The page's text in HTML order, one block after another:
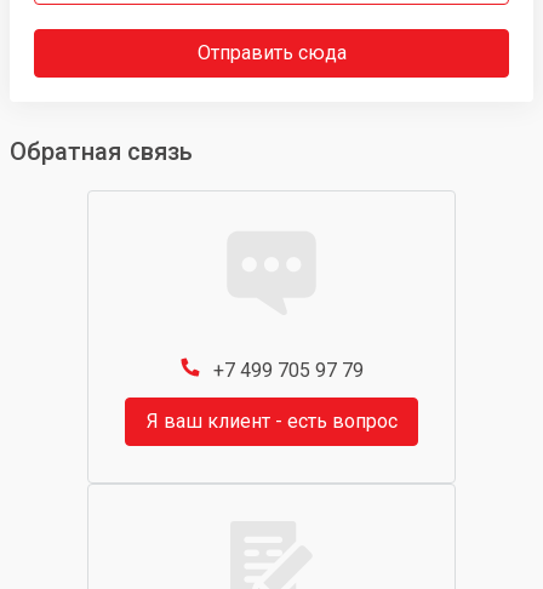
Отправить сюда
Обратная связь
+7 499 705 97 79
Я ваш клиент - есть вопрос